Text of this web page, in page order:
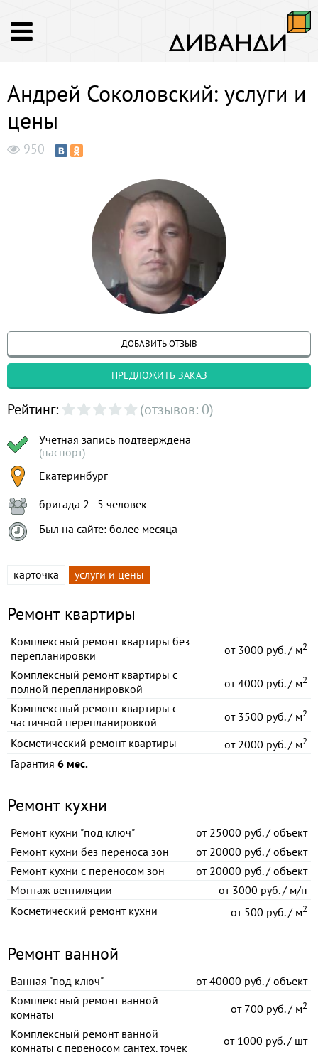
Андрей Соколовский: услуги и
цены
950
ДОБАВИТЬ ОТЗЫВ
ПРЕДЛОЖИТЬ ЗАКАЗ
Рейтинг: (отзывов: 0)
Учетная запись подтверждена
(паспорт)
Екатеринбург
бригада 2–5 человек
Был на сайте: более месяца
карточка услуги и цены
Ремонт квартиры
Комплексный ремонт квартиры без
перепланировки
от3000 руб. / м2
Комплексный ремонт квартиры с
полной перепланировкой
от4000 руб. / м2
Комплексный ремонт квартиры с
частичной перепланировкой
от3500 руб. / м2
Косметический ремонт квартиры от2000 руб. / м2
Гарантия 6 мес.
Ремонт кухни
Ремонт кухни "под ключ" от25000 руб. / объект
Ремонт кухни без переноса зон
от20000 руб. / объект
Ремонт кухни с переносом зон
от20000 руб. / объект
Монтаж вентиляции
от3000 руб. / м/п
Косметический ремонт кухни
от500 руб. / м2
Ремонт ванной
Ванная "под ключ" от40000 руб. / объект
Комплексный ремонт ванной
комнаты
от700 руб. / м2
Комплексный ремонт ванной
комнаты с переносом сантех. точек
от1000 руб. / шт